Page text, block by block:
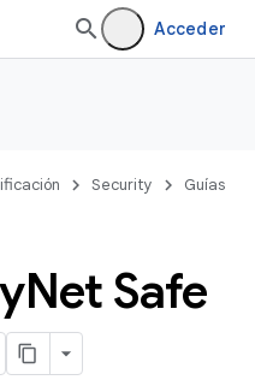
Acceder
Security Guías
Net Safe